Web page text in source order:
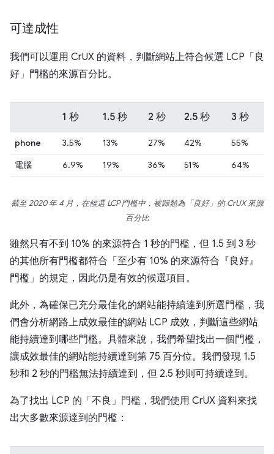
可達成性
我們可以運用 CrUX 的資料，判斷網站上符合候選 LCP「良
好」門檻的來源百分比。
1 秒 1.5 秒 2 秒 2.5 秒 3 秒
phone 3.5% 13% 27% 42%
55%
電腦
6.9% 19% 36% 51% 64%
截至 2020 年 4 月，在候選 LCP 門檻中，被歸類為「良好」的 CrUX 來源
百分比
雖然只有不到 10% 的來源符合 1 秒的門檻，但 1.5 到 3 秒
的其他所有門檻都符合「至少有 10% 的來源符合『良好』
門檻」的規定，因此仍是有效的候選項目。
此外，為確保已充分最佳化的網站能持續達到所選門檻，我
們會分析網路上成效最佳的網站 LCP 成效，判斷這些網站
能持續達到哪些門檻。具體來說，我們希望找出一個門檻，
讓成效最佳的網站能持續達到第 75 百分位。我們發現 1.5
秒和 2 秒的門檻無法持續達到，但 2.5 秒則可持續達到。
為了找出 LCP 的「不良」門檻，我們使用 CrUX 資料來找
出大多數來源達到的門檻：